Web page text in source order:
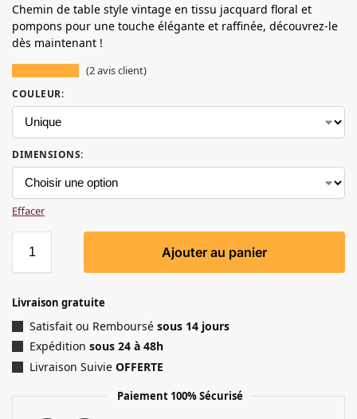
Chemin de table style vintage en tissu jacquard floral et
pompons pour une touche élégante et raffinée, découvrez-le
dès maintenant !
(2avis client)
COULEUR:
DIMENSIONS:
Effacer
Ajouter au panier
Livraison gratuite
Satisfait ou Remboursé sous 14 jours
Expédition sous 24 à 48h
Livraison Suivie OFFERTE
Paiement 100% Sécurisé